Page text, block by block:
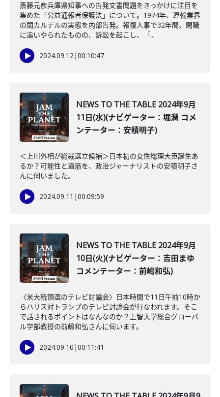
斎藤元彦兵庫県知事への告発文書問題をきっかけに注目を
集めた「公益通報者保護法」について。1974年、運輸業界
の闇カルテルの実態を内部告発。報復人事で32年間、閑職
に追いやられたものの、訴訟を起こし、「...
2024.09.12|00:10:47
NEWS TO THE TABLE 2024年9月
11日(水)(ナビゲーター：堀潤 コメ
ンテーター：安積明子)
＜上川外相が総裁選立候補＞日本初の女性総理大臣誕生あ
るか？可能性と道筋を、政治ジャーナリストの安積明子さ
んに伺いました。
2024.09.11 |00:09:59
NEWS TO THE TABLE 2024年9月
10日(火)(ナビゲーター：吉田まゆ
コメンテーター：前嶋和弘)
〈米大統領選のテレビ討論会〉日本時間で11日午前10時か
らハリス対トランプのテレビ討論会が行なわれます。そこ
で話されるポイントはなんなのか？上智大学総合グローバ
ル学部教授の前嶋和弘さんに伺います。
2024.09.10 |00:11:41